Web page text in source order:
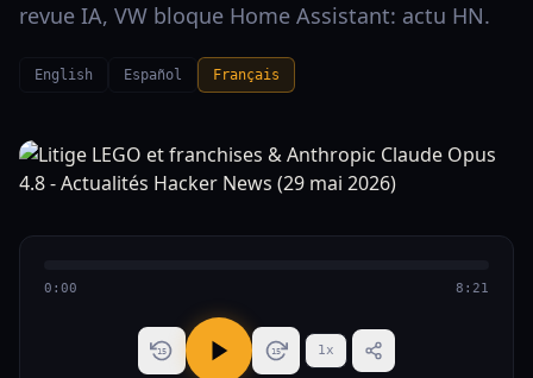
revue IA, VW bloque Home Assistant: actu HN.
English Español Français
0:00 8:21
15 15 1x